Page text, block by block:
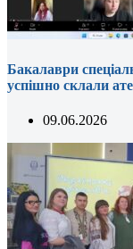
Бакалаври
успішно склали
09.06.2026